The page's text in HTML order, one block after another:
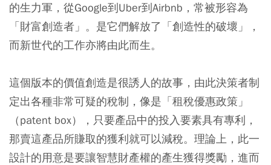
的生力軍，從Google到Uber到Airbnb，常被形容為
「財富創造者」。是它們解放了「創造性的破壞」，
而新世代的工作亦將由此而生。
這個版本的價值創造是很誘人的故事，由此決策者制
定出各種非常可疑的稅制，像是「租稅優惠政策」
（patent box），只要產品中的投入要素具有專利，
那賣這產品所賺取的獲利就可以減稅。理論上，此一
設計的用意是要讓智慧財產權的產生獲得獎勵，進而